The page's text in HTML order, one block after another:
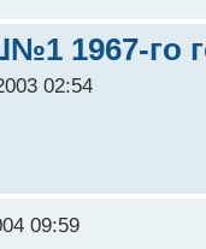
1967-го
02:54
09:59